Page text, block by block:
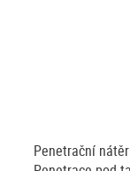
Penetrační